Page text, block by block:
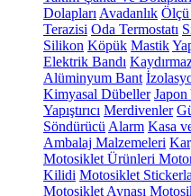
Dolapları Avadanlık
Terazisi Oda Termostatı
Silikon Köpük Mastik
Elektrik Bandı
Alüminyum Bant
Kimyasal Dübeller Japon
Yapıştırıcı Merdivenler
Söndürücü Alarm Kasa
Ambalaj Malzemeleri
Motosiklet Ürünleri
Kilidi Motosiklet
Motosiklet Aynası